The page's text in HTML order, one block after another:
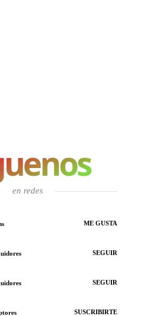
en redes
ME GUSTA
SEGUIR
SEGUIR
SUSCRIBIRTE